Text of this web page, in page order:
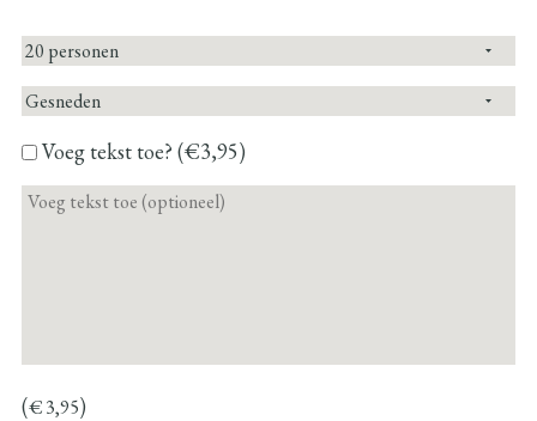
Voeg tekst toe? (€3,95)
(€3,95)